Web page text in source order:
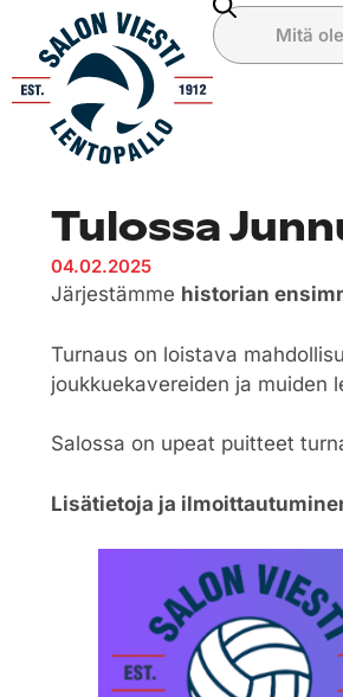
Tulossa
04.02.2025
Järjestämme historian
Turnaus on loistava
joukkuekavereiden ja muiden
Salossa on upeat puitteet
Lisätietoja ja